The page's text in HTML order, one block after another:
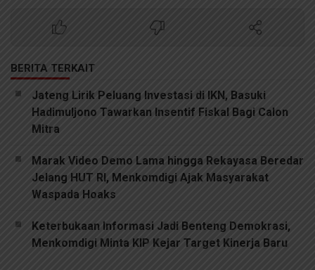
BERITA TERKAIT
Jateng Lirik Peluang Investasi di IKN, Basuki
Hadimuljono Tawarkan Insentif Fiskal Bagi Calon
Mitra
Marak Video Demo Lama hingga Rekayasa Beredar
Jelang HUT RI, Menkomdigi Ajak Masyarakat
Waspada Hoaks
Keterbukaan Informasi Jadi Benteng Demokrasi,
Menkomdigi Minta KIP Kejar Target Kinerja Baru